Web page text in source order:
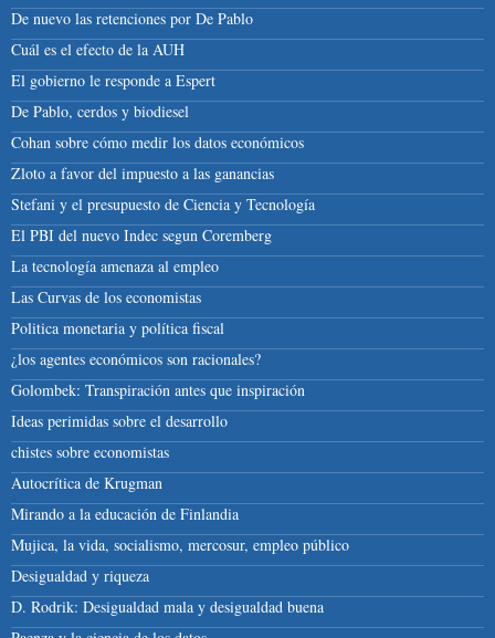
De nuevo las retenciones por De Pablo
Cuál es el efecto de la AUH
El gobierno le responde a Espert
De Pablo, cerdos y biodiesel
Cohan sobre cómo medir los datos económicos
Zloto a favor del impuesto a las ganancias
Stefani y el presupuesto de Ciencia y Tecnología
El PBI del nuevo Indec segun Coremberg
La tecnología amenaza al empleo
Las Curvas de los economistas
Politica monetaria y política fiscal
¿los agentes económicos son racionales?
Golombek: Transpiración antes que inspiración
Ideas perimidas sobre el desarrollo
chistes sobre economistas
Autocrítica de Krugman
Mirando a la educación de Finlandia
Mujica, la vida, socialismo, mercosur, empleo público
Desigualdad y riqueza
D. Rodrik: Desigualdad mala y desigualdad buena